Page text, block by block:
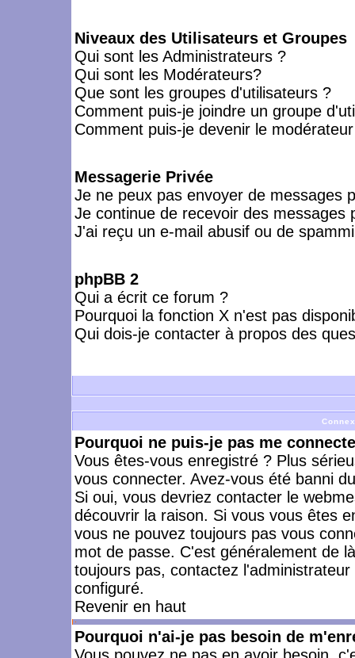
Niveaux des Utilisateurs et Groupes
Qui sont les Administrateurs ?
Qui sont les Modérateurs?
Que sont les groupes d'utilisateurs ?
Comment puis-je joindre un groupe
Comment puis-je devenir le
Messagerie Privée
Je ne peux pas envoyer de messages
Je continue de recevoir des messages
J'ai reçu un e-mail abusif ou de
phpBB 2
Qui a écrit ce forum ?
Pourquoi la fonction X n'est pas
Qui dois-je contacter à propos des
Pourquoi ne puis-je pas me
Vous êtes-vous enregistré ? Plus
vous connecter. Avez-vous été banni
Si oui, vous devriez contacter le
découvrir la raison. Si vous vous êtes
vous ne pouvez toujours pas vous
mot de passe. C'est généralement de
toujours pas, contactez
configuré.
Revenir en haut
Pourquoi n'ai-je pas besoin de